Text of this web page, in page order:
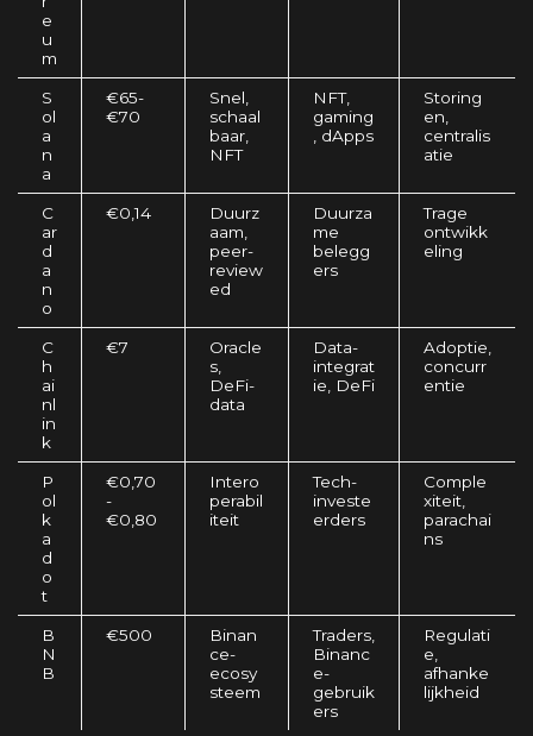
e
u
m
S
ol
a
n
a
€65-
€70
Snel,
schaal
baar,
NFT
NFT,
gaming
, dApps
Storing
en,
centralis
atie
C
ar
d
a
n
o
€0,14
Duurz
aam,
peer-
review
ed
Duurza
me
belegg
ers
Trage
ontwikk
eling
C
h
ai
nl
in
k
€7
Oracle
s,
DeFi-
data
Data-
integrat
ie, DeFi
Adoptie,
concurr
entie
P
ol
k
a
d
o
t
€0,70
-
€0,80
Intero
perabil
iteit
Tech-
investe
erders
Comple
xiteit,
parachai
ns
B
N
B
€500
Binan
ce-
ecosy
steem
Traders,
Binanc
e-
gebruik
ers
Regulati
e,
afhanke
lijkheid